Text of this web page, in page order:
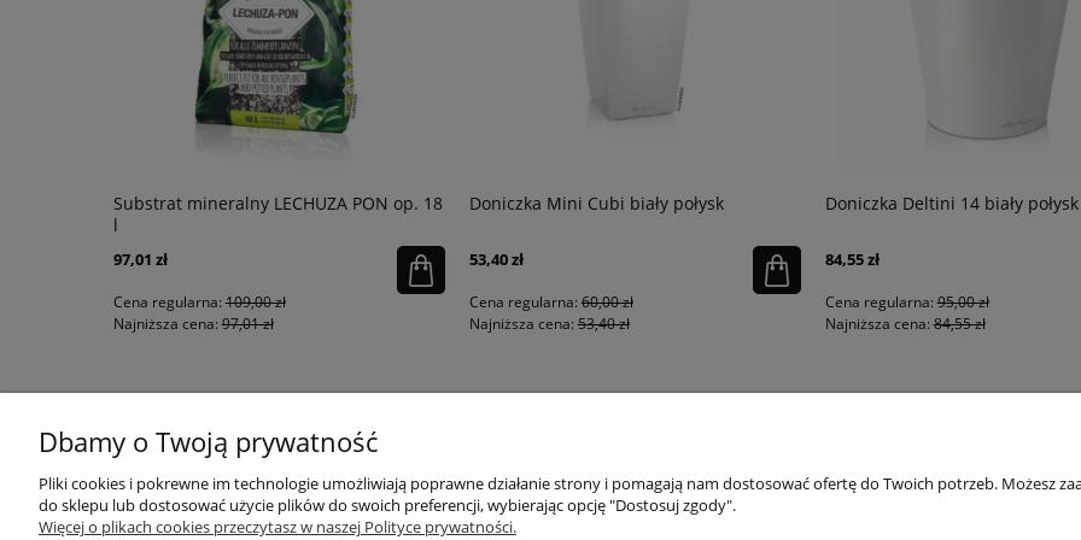
Substrat mineralny LECHUZA PON op. 18
l
97,01 zł
Cena regularna:109,00 zł
Najniższa cena:97,01 zł
Doniczka Mini Cubi biały połysk
53,40 zł
Cena regularna:60,00 zł
Najniższa cena:53,40 zł
Doniczka Deltini 14 biały połysk
84,55 zł
Cena regularna:95,00 zł
Najniższa cena:84,55 zł
KONTAKT
sklep@qdecor.pl
MOJE KONTO
Twoje zamówienia
Dostępne formy płatości
Dbamy o Twoją prywatność
Pliki cookies i pokrewne im technologie umożliwiają poprawne działanie strony i pomagają nam dostosować ofertę do Twoich potrzeb. Możesz
do sklepu lub dostosować użycie plików do swoich preferencji, wybierając opcję "Dostosuj zgody".
Więcej o plikach cookies przeczytasz w naszej Polityce prywatności.